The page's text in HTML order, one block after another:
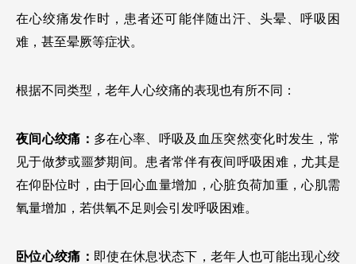
在心绞痛发作时，患者还可能伴随出汗、头晕、呼吸困
难，甚至晕厥等症状。
根据不同类型，老年人心绞痛的表现也有所不同：
夜间心绞痛： 多在心率、呼吸及血压突然变化时发生，常
见于做梦或噩梦期间。患者常伴有夜间呼吸困难，尤其是
在仰卧位时，由于回心血量增加，心脏负荷加重，心肌需
氧量增加，若供氧不足则会引发呼吸困难。
卧位心绞痛： 即使在休息状态下，老年人也可能出现心绞